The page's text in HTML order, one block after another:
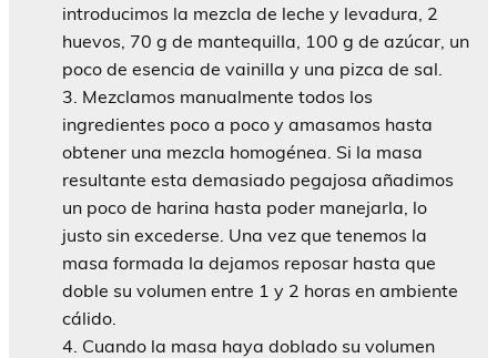
introducimos la mezcla de leche y levadura, 2
huevos, 70 g de mantequilla, 100 g de azúcar, un
poco de esencia de vainilla y una pizca de sal.
Mezclamos manualmente todos los
ingredientes poco a poco y amasamos hasta
obtener una mezcla homogénea. Si la masa
resultante esta demasiado pegajosa añadimos
un poco de harina hasta poder manejarla, lo
justo sin excederse. Una vez que tenemos la
masa formada la dejamos reposar hasta que
doble su volumen entre 1 y 2 horas en ambiente
cálido.
Cuando la masa haya doblado su volumen